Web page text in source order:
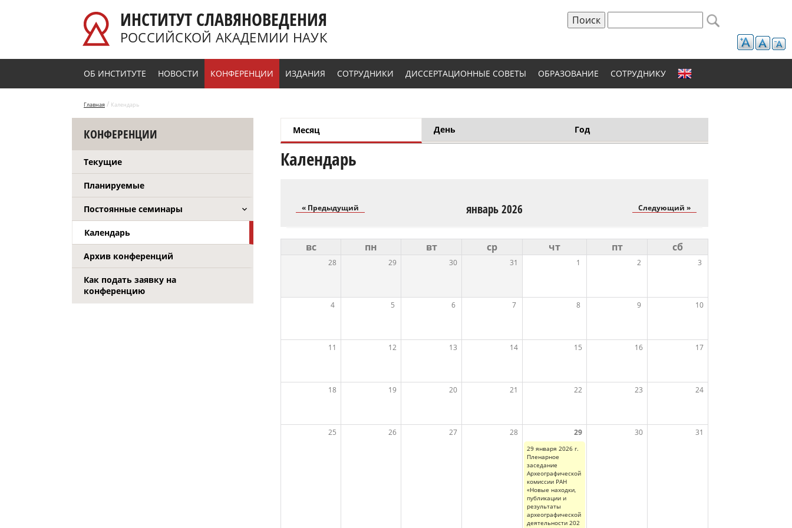
ИНСТИТУТ СЛАВЯНОВЕДЕНИЯ
РОССИЙСКОЙ АКАДЕМИИ НАУК Форма поиска
ОБ ИНСТИТУТЕ НОВОСТИ КОНФЕРЕНЦИИ ИЗДАНИЯ СОТРУДНИКИ ДИССЕРТАЦИОННЫЕ СОВЕТЫ ОБРАЗОВАНИЕ СОТРУДНИКУ
Главная / Календарь
КОНФЕРЕНЦИИ
Текущие
Планируемые
Постоянные семинары
Календарь
Архив конференций
Как подать заявку на
конференцию
Главные вкладки
Месяц День Год
Календарь
январь 2026
« Предыдущий Следующий »
вс пн вт ср чт пт сб
28 29 30 31 1 2 3
4 5 6 7 8 9 10
11 12 13 14 15 16 17
18 19 20 21 22 23 24
25 26 27 28 29 30 31
29 января 2026 г.
Пленарное
заседание
Археографической
комиссии РАН
«Новые находки,
публикации и
результаты
археографической
деятельности 202